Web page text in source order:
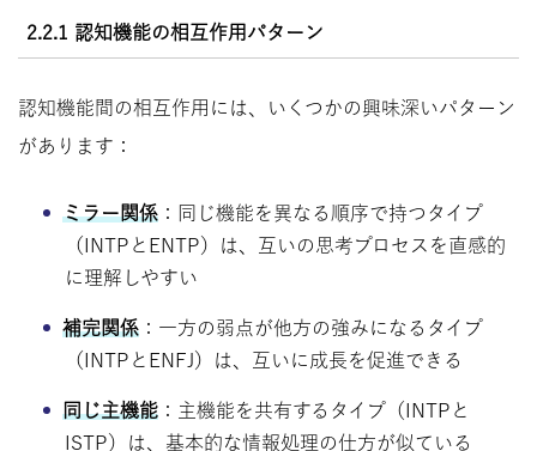
2.2.1 認知機能の相互作用パターン
認知機能間の相互作用には、いくつかの興味深いパターン
があります：
ミラー関係：同じ機能を異なる順序で持つタイプ
（INTPとENTP）は、互いの思考プロセスを直感的
に理解しやすい
補完関係：一方の弱点が他方の強みになるタイプ
（INTPとENFJ）は、互いに成長を促進できる
同じ主機能：主機能を共有するタイプ（INTPと
ISTP）は、基本的な情報処理の仕方が似ている